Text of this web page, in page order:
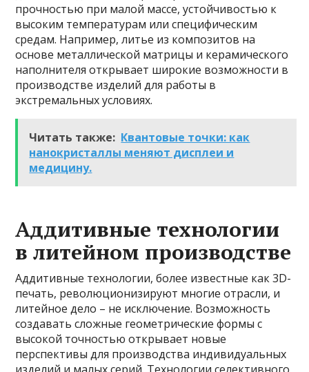
прочностью при малой массе, устойчивостью к
высоким температурам или специфическим
средам. Например, литье из композитов на
основе металлической матрицы и керамического
наполнителя открывает широкие возможности в
производстве изделий для работы в
экстремальных условиях.
Читать также: Квантовые точки: как
нанокристаллы меняют дисплеи и
медицину.
Аддитивные технологии
в литейном производстве
Аддитивные технологии, более известные как 3D-
печать, революционизируют многие отрасли, и
литейное дело – не исключение. Возможность
создавать сложные геометрические формы с
высокой точностью открывает новые
перспективы для производства индивидуальных